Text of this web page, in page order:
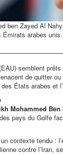
ben Zayed Al
arabes
semblent
de quitter
États arabes et
Mohammed Ben
pays du Golfe
contexte tendu :
contre l’Iran,